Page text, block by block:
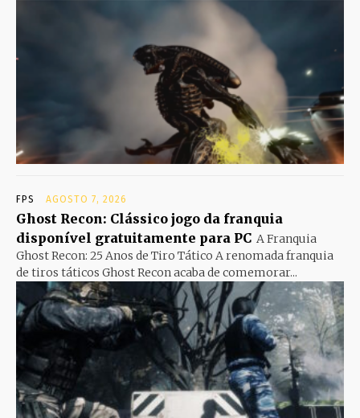
FPS AGOSTO 7, 2026
Ghost Recon: Clássico jogo da franquia
disponível gratuitamente para PC A Franquia
Ghost Recon: 25 Anos de Tiro Tático A renomada franquia
de tiros táticos Ghost Recon acaba de comemorar...